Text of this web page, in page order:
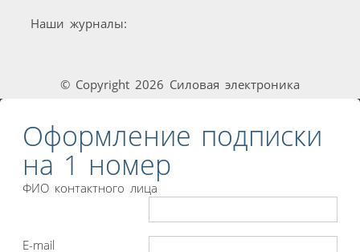
Наши журналы:
© Copyright 2026 Силовая электроника
Оформление подписки
на 1 номер
ФИО контактного лица
E-mail